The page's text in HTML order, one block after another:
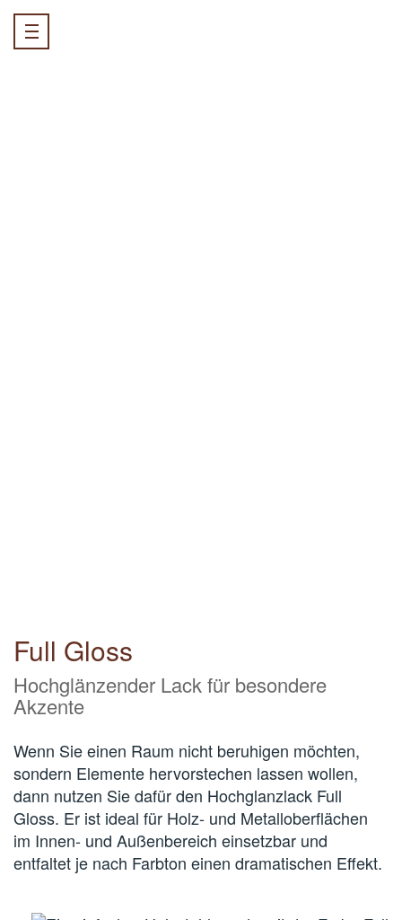
Full Gloss
Hochglänzender Lack für besondere
Akzente
Wenn Sie einen Raum nicht beruhigen möchten,
sondern Elemente hervorstechen lassen wollen,
dann nutzen Sie dafür den Hochglanzlack Full
Gloss. Er ist ideal für Holz- und Metalloberflächen
im Innen- und Außenbereich einsetzbar und
entfaltet je nach Farbton einen dramatischen Effekt.